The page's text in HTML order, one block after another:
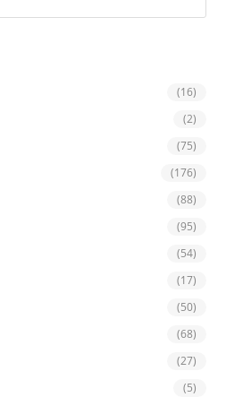
(16)
(2)
(75)
(176)
(88)
(95)
(54)
(17)
(50)
(68)
(27)
(5)